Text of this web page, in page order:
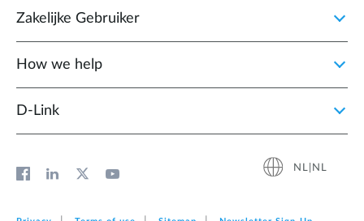
Zakelijke Gebruiker
How we help
D‑Link
NL|NL